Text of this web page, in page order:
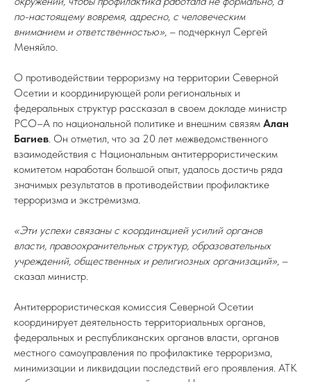
по-настоящему вовремя, адресно, с человеческим
вниманием и ответственностью», – подчеркнул Сергей
Меняйло.
О противодействии терроризму на территории Северной
Осетии и координирующей роли региональных и
федеральных структур рассказал в своем докладе министр
РСО–А по национальной политике и внешним связям Алан
Багиев. Он отметил, что за 20 лет межведомственного
взаимодействия с Национальным антитеррористическим
комитетом наработан большой опыт, удалось достичь ряда
значимых результатов в противодействии профилактике
терроризма и экстремизма.
«Эти успехи связаны с координацией усилий органов
власти, правоохранительных структур, образовательных
учреждений, общественных и религиозных организаций», –
сказал министр.
Антитеррористическая комиссия Северной Осетии
координирует деятельность территориальных органов,
федеральных и республиканских органов власти, органов
местного самоуправления по профилактике терроризма,
минимизации и ликвидации последствий его проявления. АТК